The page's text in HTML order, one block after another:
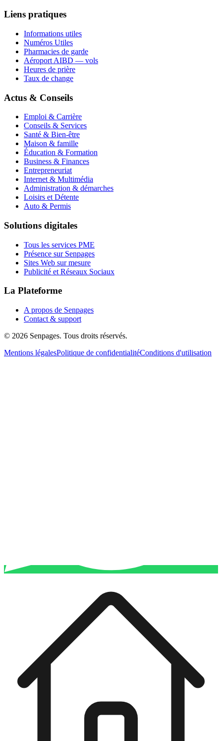
Liens pratiques
Informations utiles
Numéros Utiles
Pharmacies de garde
Aéroport AIBD — vols
Heures de prière
Taux de change
Actus & Conseils
Emploi & Carrière
Conseils & Services
Santé & Bien-être
Maison & famille
Éducation & Formation
Business & Finances
Entrepreneuriat
Internet & Multimédia
Administration & démarches
Loisirs et Détente
Auto & Permis
Solutions digitales
Tous les services PME
Présence sur Senpages
Sites Web sur mesure
Publicité et Réseaux Sociaux
La Plateforme
A propos de Senpages
Contact & support
© 2026 Senpages. Tous droits réservés.
Mentions légalesPolitique de confidentialitéConditions d'utilisation